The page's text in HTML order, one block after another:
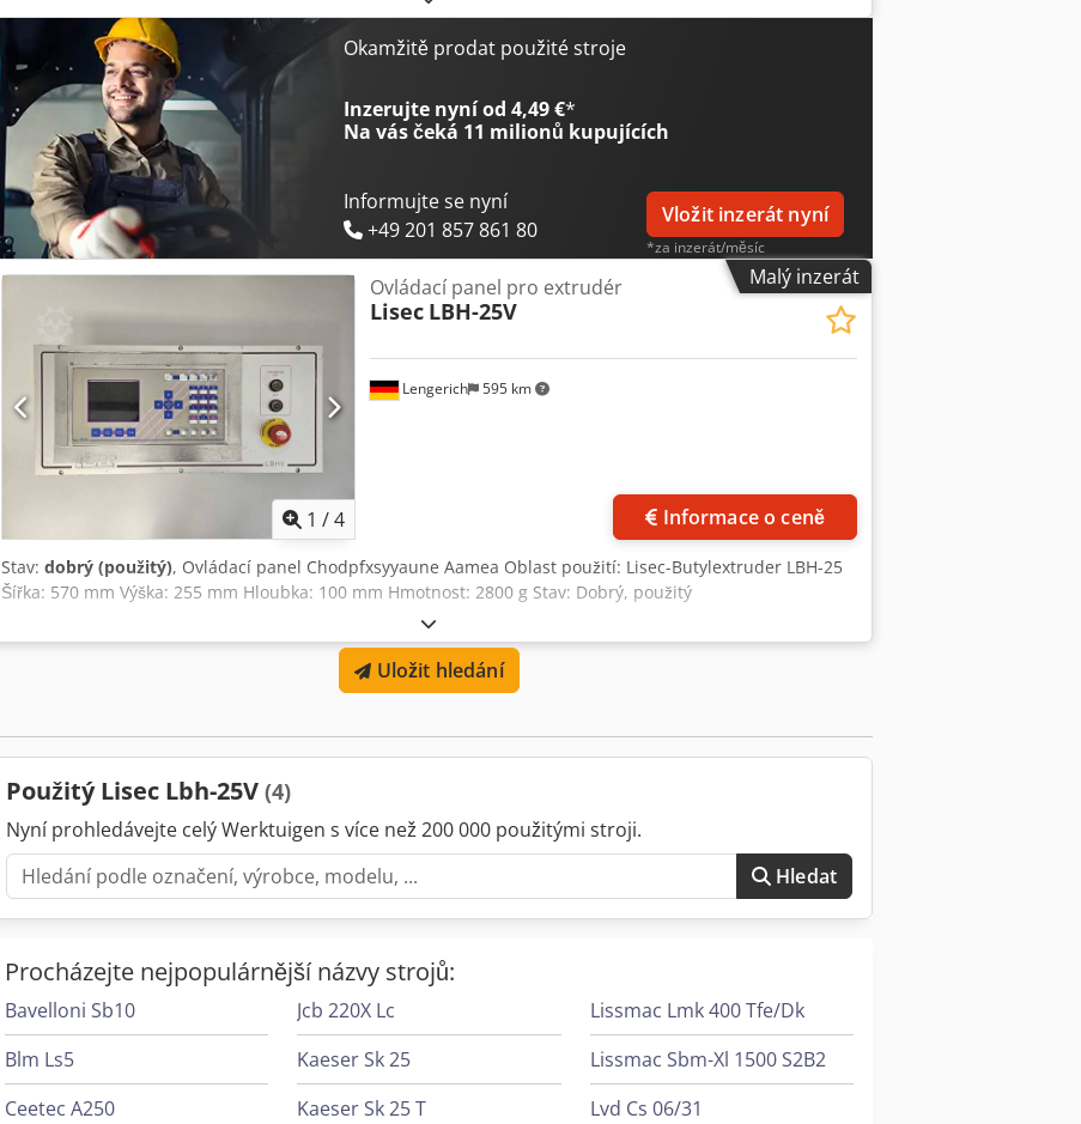
Okamžitě prodat použité stroje
Inzerujte nyní od 4,49 €*
Na vás čeká 11 milionů kupujících
Informujte se nyní
+49 201 857 861 80
Vložit inzerát nyní
*za inzerát/měsíc
Malý inzerát
1 /4
Lengerich 595 km
Ovládací panel pro extrudér
Lisec LBH-25V
Informace o ceně
Stav: dobrý (použitý), Ovládací panel Chodpfxsyyaune Aamea Oblast použití: Lisec-Butylextruder LBH-25
Šířka: 570 mm Výška: 255 mm Hloubka: 100 mm Hmotnost: 2800 g Stav: Dobrý, použitý
Uložit hledání
Použitý Lisec Lbh-25V (4)
Nyní prohledávejte celý Werktuigen s více než 200 000 použitými stroji.
Hledat
Procházejte nejpopulárnější názvy strojů:
Bavelloni Sb10
Blm Ls5
Ceetec A250
Jcb 220X Lc
Kaeser Sk 25
Kaeser Sk 25 T
Lissmac Lmk 400 Tfe/Dk
Lissmac Sbm-Xl 1500 S2B2
Lvd Cs 06/31